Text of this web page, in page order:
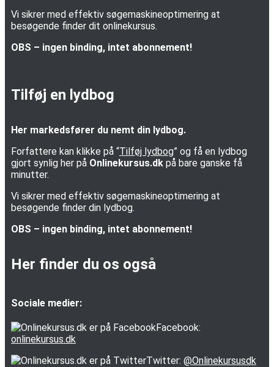
Vi sikrer med effektiv søgemaskineoptimering at
besøgende finder dit onlinekursus.
OBS – ingen binding, intet abonnement!
Tilføj en lydbog
Her markedsfører du nemt din lydbog.
Forfattere kan klikke på “Tilføj lydbog” og få en lydbog
gjort synlig her på Onlinekursus.dk på bare ganske få
minutter.
Vi sikrer med effektiv søgemaskineoptimering at
besøgende finder din lydbog.
OBS – ingen binding, intet abonnement!
Her finder du os også
Sociale medier:
Facebook:
onlinekursus.dk
Twitter: @Onlinekursusdk